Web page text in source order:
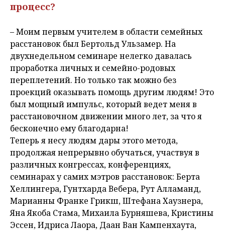
процесс?
– Моим первым учителем в области семейных
расстановок был Бертольд Ульзамер. На
двухнедельном семинаре нелегко давалась
проработка личных и семейно-родовых
переплетений. Но только так можно без
проекций оказывать помощь другим людям! Это
был мощный импульс, который ведет меня в
расстановочном движении много лет, за что я
бесконечно ему благодарна!
Теперь я несу людям дары этого метода,
продолжая непрерывно обучаться, участвуя в
различных конгрессах, конференциях,
семинарах у самих мэтров расстановок: Берта
Хеллингера, Гунтхарда Вебера, Рут Алламанд,
Марианны Франке Грикш, Штефана Хаузнера,
Яна Якоба Стама, Михаила Бурняшева, Кристины
Эссен, Идриса Лаора, Даан Ван Кампенхаута,